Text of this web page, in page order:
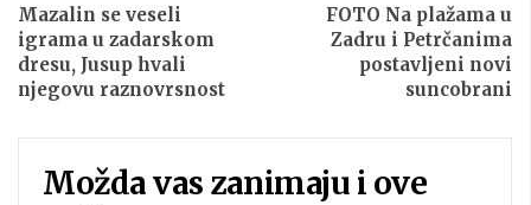
Mazalin se veseli
igrama u zadarskom
dresu, Jusup hvali
njegovu raznovrsnost
FOTO Na plažama u
Zadru i Petrčanima
postavljeni novi
suncobrani
Možda vas zanimaju i ove